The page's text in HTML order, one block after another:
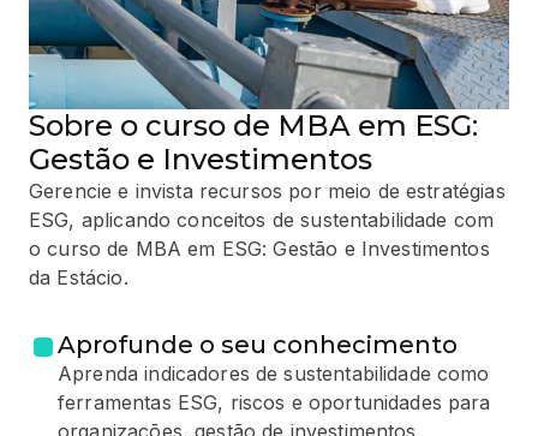
Sobre o curso de MBA em ESG:
Gestão e Investimentos
Gerencie e invista recursos por meio de estratégias
ESG, aplicando conceitos de sustentabilidade com
o curso de MBA em ESG: Gestão e Investimentos
da Estácio.
Aprofunde o seu conhecimento
Aprenda indicadores de sustentabilidade como
ferramentas ESG, riscos e oportunidades para